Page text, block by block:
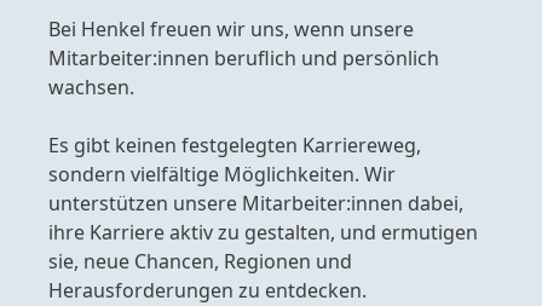
Bei Henkel freuen wir uns, wenn unsere
Mitarbeiter:innen beruflich und persönlich
wachsen.
Es gibt keinen festgelegten Karriereweg,
sondern vielfältige Möglichkeiten. Wir
unterstützen unsere Mitarbeiter:innen dabei,
ihre Karriere aktiv zu gestalten, und ermutigen
sie, neue Chancen, Regionen und
Herausforderungen zu entdecken.